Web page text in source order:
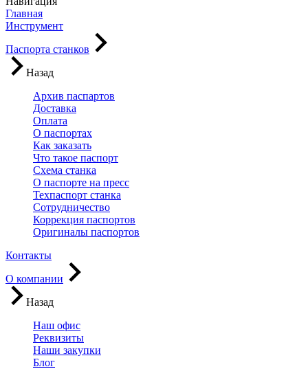
Главная
Инструмент
Паспорта станков
Назад
Архив паспартов
Доставка
Оплата
О паспортах
Как заказать
Что такое паспорт
Схема станка
О паспорте на пресс
Техпаспорт станка
Сотрудничество
Коррекция паспортов
Оригиналы паспортов
Контакты
О компании
Назад
Наш офис
Реквизиты
Наши закупки
Блог